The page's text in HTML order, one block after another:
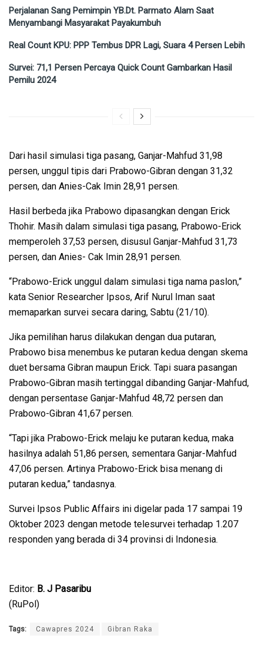
Perjalanan Sang Pemimpin YB.Dt. Parmato Alam Saat
Menyambangi Masyarakat Payakumbuh
Real Count KPU: PPP Tembus DPR Lagi, Suara 4 Persen Lebih
Survei: 71,1 Persen Percaya Quick Count Gambarkan Hasil
Pemilu 2024
Dari hasil simulasi tiga pasang, Ganjar-Mahfud 31,98
persen, unggul tipis dari Prabowo-Gibran dengan 31,32
persen, dan Anies-Cak Imin 28,91 persen.
Hasil berbeda jika Prabowo dipasangkan dengan Erick
Thohir. Masih dalam simulasi tiga pasang, Prabowo-Erick
memperoleh 37,53 persen, disusul Ganjar-Mahfud 31,73
persen, dan Anies- Cak Imin 28,91 persen.
“Prabowo-Erick unggul dalam simulasi tiga nama paslon,”
kata Senior Researcher Ipsos, Arif Nurul Iman saat
memaparkan survei secara daring, Sabtu (21/10).
Jika pemilihan harus dilakukan dengan dua putaran,
Prabowo bisa menembus ke putaran kedua dengan skema
duet bersama Gibran maupun Erick. Tapi suara pasangan
Prabowo-Gibran masih tertinggal dibanding Ganjar-Mahfud,
dengan persentase Ganjar-Mahfud 48,72 persen dan
Prabowo-Gibran 41,67 persen.
“Tapi jika Prabowo-Erick melaju ke putaran kedua, maka
hasilnya adalah 51,86 persen, sementara Ganjar-Mahfud
47,06 persen. Artinya Prabowo-Erick bisa menang di
putaran kedua,” tandasnya.
Survei Ipsos Public Affairs ini digelar pada 17 sampai 19
Oktober 2023 dengan metode telesurvei terhadap 1.207
responden yang berada di 34 provinsi di Indonesia.
Editor: B. J Pasaribu
(RuPol)
Tags: Cawapres 2024 Gibran Raka